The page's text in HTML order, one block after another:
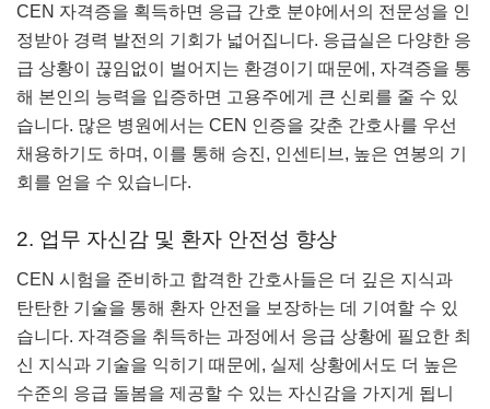
CEN 자격증을 획득하면 응급 간호 분야에서의 전문성을 인
정받아 경력 발전의 기회가 넓어집니다. 응급실은 다양한 응
급 상황이 끊임없이 벌어지는 환경이기 때문에, 자격증을 통
해 본인의 능력을 입증하면 고용주에게 큰 신뢰를 줄 수 있
습니다. 많은 병원에서는 CEN 인증을 갖춘 간호사를 우선
채용하기도 하며, 이를 통해 승진, 인센티브, 높은 연봉의 기
회를 얻을 수 있습니다.
2. 업무 자신감 및 환자 안전성 향상
CEN 시험을 준비하고 합격한 간호사들은 더 깊은 지식과
탄탄한 기술을 통해 환자 안전을 보장하는 데 기여할 수 있
습니다. 자격증을 취득하는 과정에서 응급 상황에 필요한 최
신 지식과 기술을 익히기 때문에, 실제 상황에서도 더 높은
수준의 응급 돌봄을 제공할 수 있는 자신감을 가지게 됩니